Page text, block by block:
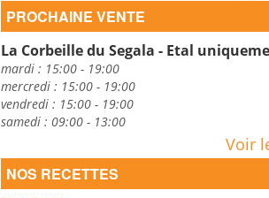
PROCHAINE VENTE
La Corbeille du Segala - Etal
mardi : 15:00 - 19:00
mercredi : 15:00 - 19:00
vendredi : 15:00 - 19:00
samedi : 09:00 - 13:00
Voir
NOS RECETTES